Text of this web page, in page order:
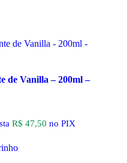
de Vanilla – 200ml –
R$ 47,50 no PIX